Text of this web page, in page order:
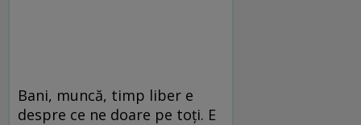
Bani, muncă, timp liber e
despre ce ne doare pe toți. E